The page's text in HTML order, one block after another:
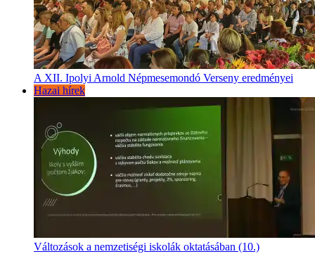
A XII. Ipolyi Arnold Népmesemondó Verseny eredményei
Hazai hírek
Változások a nemzetiségi iskolák oktatásában (10.)